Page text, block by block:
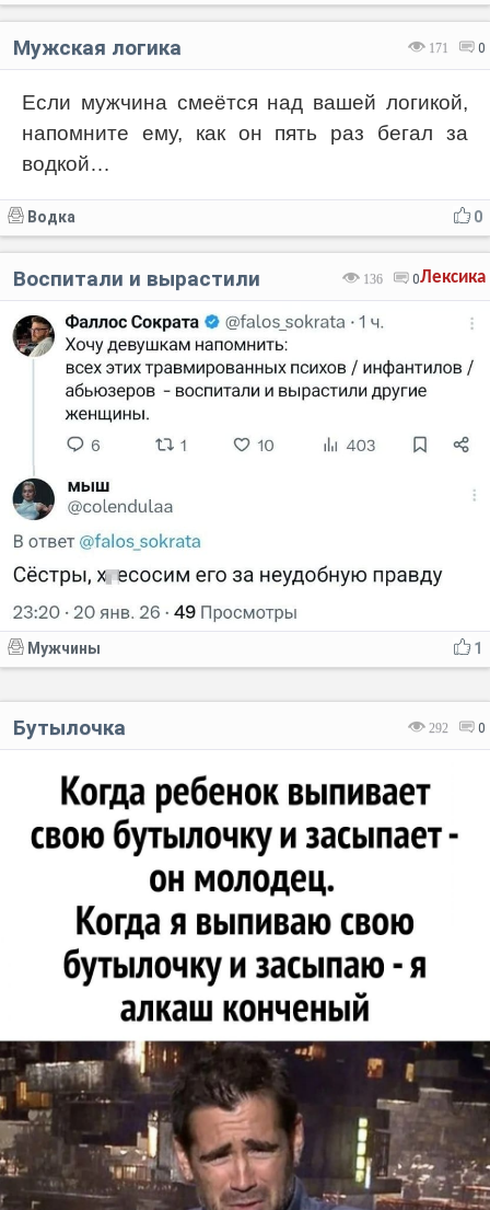
171 0
Мужская логика
Если мужчина смеётся над вашей логикой,
напомните ему, как он пять раз бегал за
водкой…
0
Водка
Лексика
136 0
Воспитали и вырастили
1
Мужчины
292 0
Бутылочка